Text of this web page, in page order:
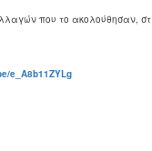
που το ακολούθησαν,
e_A8b11ZYLg